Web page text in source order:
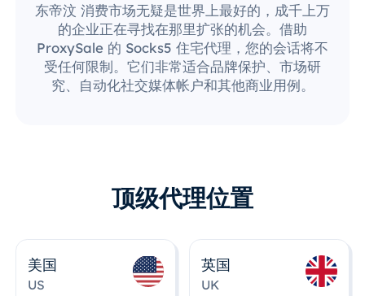
东帝汶 消费市场无疑是世界上最好的，成千上万
的企业正在寻找在那里扩张的机会。借助
ProxySale 的 Socks5 住宅代理，您的会话将不
受任何限制。它们非常适合品牌保护、市场研
究、自动化社交媒体帐户和其他商业用例。
顶级代理位置
美国
US
英国
UK